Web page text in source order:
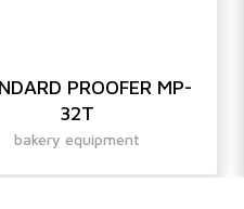
PROOFER MP-
32T
bakery equipment